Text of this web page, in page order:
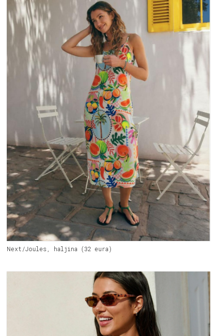
Next/Joules, haljina (32 eura)